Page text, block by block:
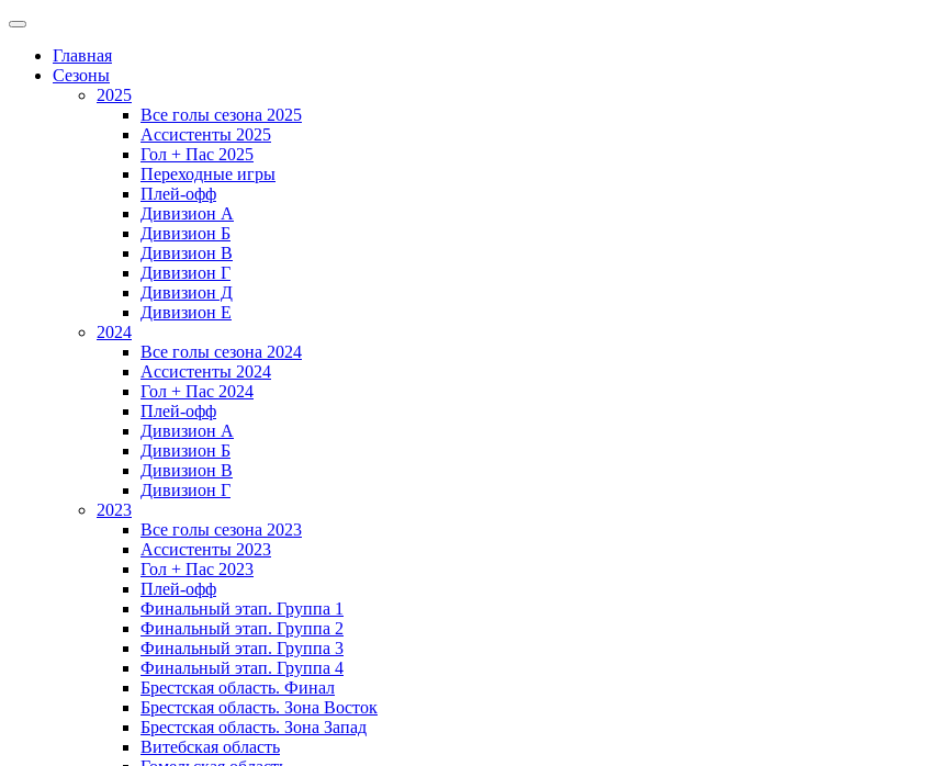
Главная
Сезоны
2025
Все голы сезона 2025
Ассистенты 2025
Гол + Пас 2025
Переходные игры
Плей-офф
Дивизион A
Дивизион Б
Дивизион В
Дивизион Г
Дивизион Д
Дивизион Е
2024
Все голы сезона 2024
Ассистенты 2024
Гол + Пас 2024
Плей-офф
Дивизион A
Дивизион Б
Дивизион В
Дивизион Г
2023
Все голы сезона 2023
Ассистенты 2023
Гол + Пас 2023
Плей-офф
Финальный этап. Группа 1
Финальный этап. Группа 2
Финальный этап. Группа 3
Финальный этап. Группа 4
Брестская область. Финал
Брестская область. Зона Восток
Брестская область. Зона Запад
Витебская область